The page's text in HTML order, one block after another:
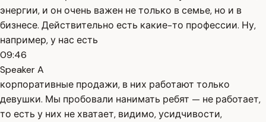
энергии, и он очень важен не только в семье, но и в
бизнесе. Действительно есть какие-то профессии. Ну,
например, у нас есть
09:46
Speaker A
корпоративные продажи, в них работают только
девушки. Мы пробовали нанимать ребят — не работает,
то есть у них не хватает, видимо, усидчивости,